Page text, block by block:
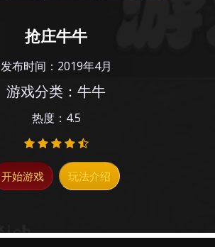
抢庄牛牛
发布时间：2019年4月
游戏分类：牛牛
热度：4.5
开始游戏 玩法介绍